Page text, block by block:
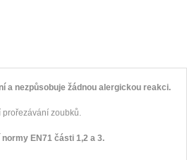
a nezpůsobuje žádnou alergickou reakci.
zoubků.
EN71 části 1,2 a 3.